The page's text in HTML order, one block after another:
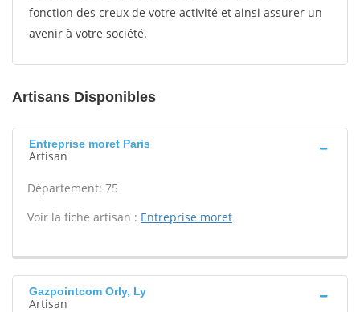
fonction des creux de votre activité et ainsi assurer un
avenir à votre société.
Artisans Disponibles
Entreprise moret Paris
Artisan
Département: 75
Voir la fiche artisan : Entreprise moret
Gazpointcom Orly, Ly
Artisan